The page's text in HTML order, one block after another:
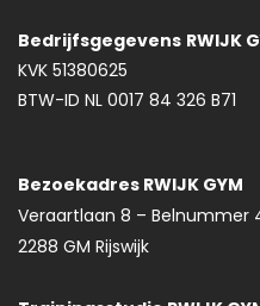
Bedrijfsgegevens RWIJK
KVK 51380625
BTW-ID NL 0017 84 326 B71
Bezoekadres RWIJK GYM
Veraartlaan 8 – Belnummer
2288 GM Rijswijk